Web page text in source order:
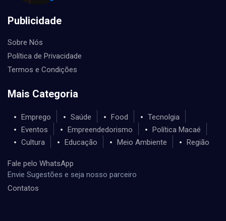
Publicidade
Sobre Nós
Política de Privacidade
Termos e Condições
Mais Categoria
Emprego Saúde Food
Tecnolgia
Eventos
Empreendedorismo
Política Macaé
Cultura
Educação Meio Ambiente Região
Fale pelo WhatsApp
Envie Sugestões e seja nosso parceiro
Contatos